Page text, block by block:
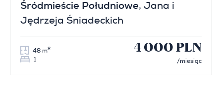
Śródmieście Południowe, Jana i
Jędrzeja Śniadeckich
48 m2
1
4 000 PLN
/miesiąc